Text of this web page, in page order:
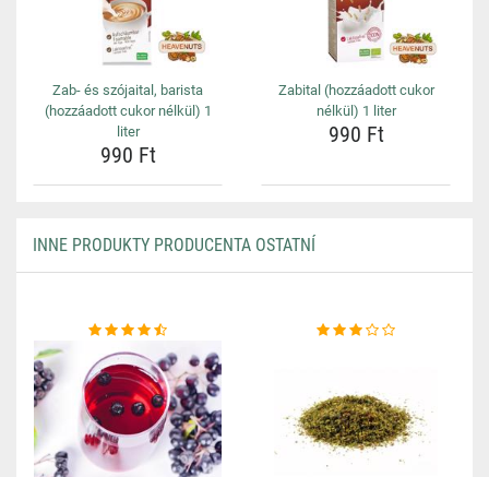
Zab- és szójaital, barista
(hozzáadott cukor nélkül) 1
liter
990 Ft
Zabital (hozzáadott cukor
nélkül) 1 liter
990 Ft
INNE PRODUKTY PRODUCENTA OSTATNÍ